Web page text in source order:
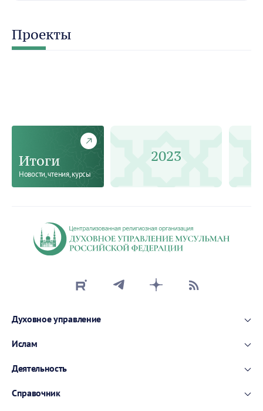
Проекты
Итоги
Новости, чтения, курсы
2023
Духовное управление
Ислам
Деятельность
Справочник